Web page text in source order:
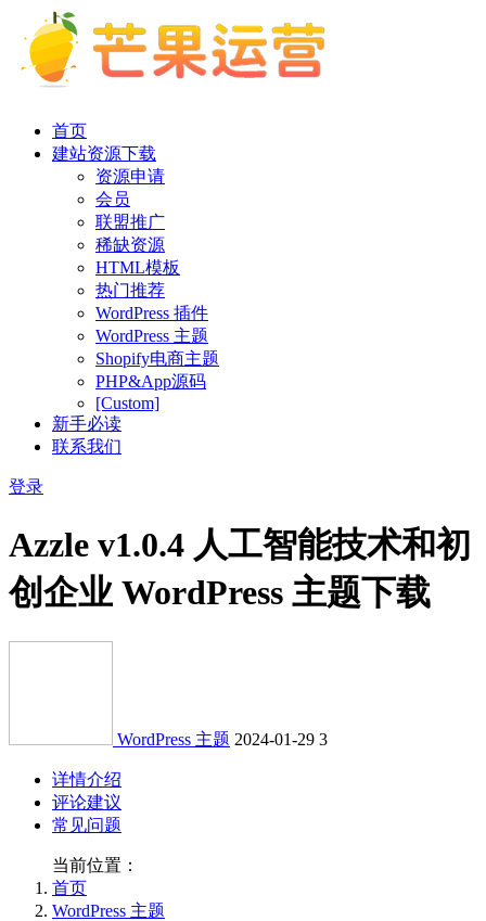
首页
建站资源下载
资源申请
会员
联盟推广
稀缺资源
HTML模板
热门推荐
WordPress 插件
WordPress 主题
Shopify电商主题
PHP&App源码
[Custom]
新手必读
联系我们
登录
Azzle v1.0.4 人工智能技术和初
创企业 WordPress 主题下载
WordPress 主题 2024-01-29 3
详情介绍
评论建议
常见问题
当前位置：
首页
WordPress 主题